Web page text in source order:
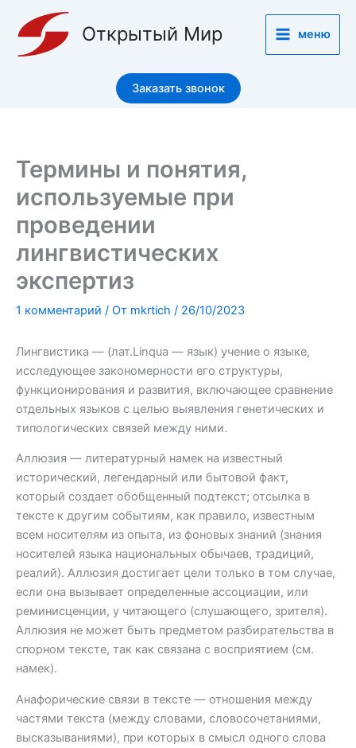
содержимому
Открытый Мир меню
Заказать звонок
Термины и понятия,
используемые при
проведении
лингвистических
экспертиз
1 комментарий / От mkrtich / 26/10/2023
Лингвистика — (лат.Linqua — язык) учение о языке,
исследующее закономерности его структуры,
функционирования и развития, включающее сравнение
отдельных языков с целью выявления генетических и
типологических связей между ними.
Аллюзия — литературный намек на известный
исторический, легендарный или бытовой факт,
который создает обобщенный подтекст; отсылка в
тексте к другим событиям, как правило, известным
всем носителям из опыта, из фоновых знаний (знания
носителей языка национальных обычаев, традиций,
реалий). Аллюзия достигает цели только в том случае,
если она вызывает определенные ассоциации, или
реминисценции, у читающего (слушающего, зрителя).
Аллюзия не может быть предметом разбирательства в
спорном тексте, так как связана с восприятием (см.
намек).
Анафорические связи в тексте — отношения между
частями текста (между словами, словосочетаниями,
высказываниями), при которых в смысл одного слова